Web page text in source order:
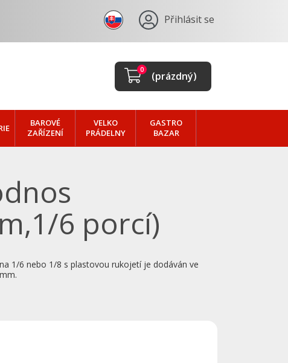
Přihlásit se
(prázdný)
0
BAROVÉ
ZAŘÍZENÍ
VELKO
PRÁDELNY
GASTRO
BAZAR
6 porcí)
1/6 nebo 1/8 s plastovou rukojetí je dodáván ve